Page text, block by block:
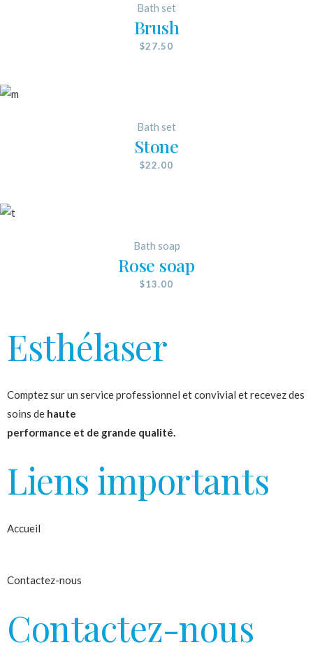
Bath set
Brush
$27.50
Bath set
Stone
$22.00
Bath soap
Rose soap
$13.00
Esthélaser
Comptez sur un service professionnel et convivial et recevez des
soins de haute
performance et de grande qualité.
Liens importants
Accueil
Contactez-nous
Contactez-nous